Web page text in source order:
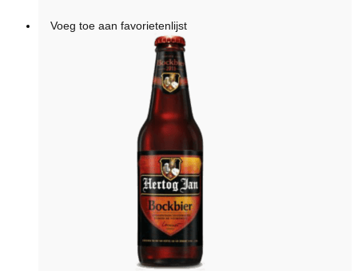
Voeg toe aan favorietenlijst